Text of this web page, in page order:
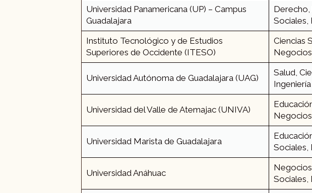
Universidad Panamericana (UP) – Campus
Guadalajara
Derecho,
Sociales,
Instituto Tecnológico y de Estudios
Superiores de Occidente (ITESO)
Ciencias
Universidad Autónoma de Guadalajara (UAG)
Salud,
Ingeniería
Universidad del Valle de Atemajac (UNIVA)
Universidad Marista de Guadalajara
Sociales,
Universidad Anáhuac
Sociales,